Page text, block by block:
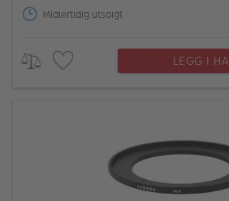
Midlertidig utsolgt
LEGG I